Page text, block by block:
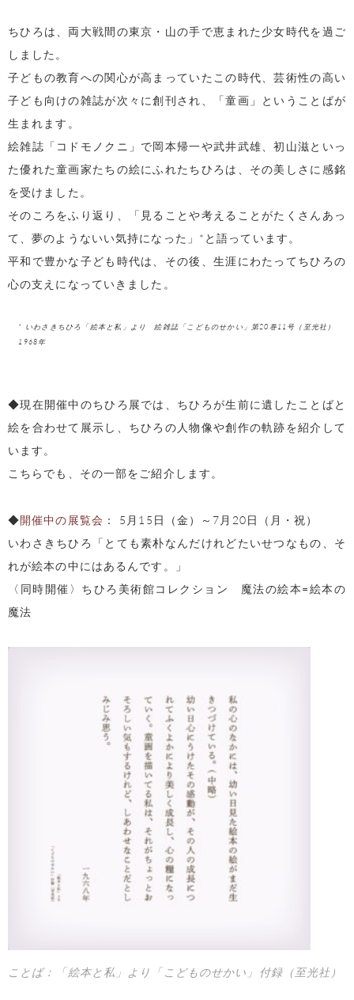
ちひろは、両大戦間の東京・山の手で恵まれた少女時代を過ご
しました。
子どもの教育への関心が高まっていたこの時代、芸術性の高い
子ども向けの雑誌が次々に創刊され、「童画」ということばが
生まれます。
絵雑誌「コドモノクニ」で岡本帰一や武井武雄、初山滋といっ
た優れた童画家たちの絵にふれたちひろは、その美しさに感銘
を受けました。
そのころをふり返り、「見ることや考えることがたくさんあっ
て、夢のようないい気持になった」*と語っています。
平和で豊かな子ども時代は、その後、生涯にわたってちひろの
心の支えになっていきました。
* いわさきちひろ「絵本と私」より 絵雑誌「こどものせかい」第20巻11号（至光社）
1968年
◆現在開催中のちひろ展では、ちひろが生前に遺したことばと
絵を合わせて展示し、ちひろの人物像や創作の軌跡を紹介して
います。
こちらでも、その一部をご紹介します。
◆開催中の展覧会 ： 5月15日（金）～7月20日（月・祝）
いわさきちひろ「とても素朴なんだけれどたいせつなもの、そ
れが絵本の中にはあるんです。」
〈同時開催〉ちひろ美術館コレクション 魔法の絵本=絵本の
魔法
ことば：「絵本と私」より「こどものせかい」付録（至光社）